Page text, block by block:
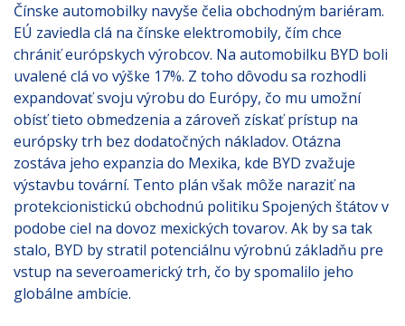
Čínske automobilky navyše čelia obchodným bariéram.
EÚ zaviedla clá na čínske elektromobily, čím chce
chrániť európskych výrobcov. Na automobilku BYD boli
uvalené clá vo výške 17%. Z toho dôvodu sa rozhodli
expandovať svoju výrobu do Európy, čo mu umožní
obísť tieto obmedzenia a zároveň získať prístup na
európsky trh bez dodatočných nákladov. Otázna
zostáva jeho expanzia do Mexika, kde BYD zvažuje
výstavbu tovární. Tento plán však môže naraziť na
protekcionistickú obchodnú politiku Spojených štátov v
podobe ciel na dovoz mexických tovarov. Ak by sa tak
stalo, BYD by stratil potenciálnu výrobnú základňu pre
vstup na severoamerický trh, čo by spomalilo jeho
globálne ambície.